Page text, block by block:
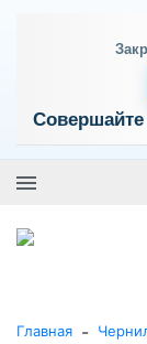
Главная -